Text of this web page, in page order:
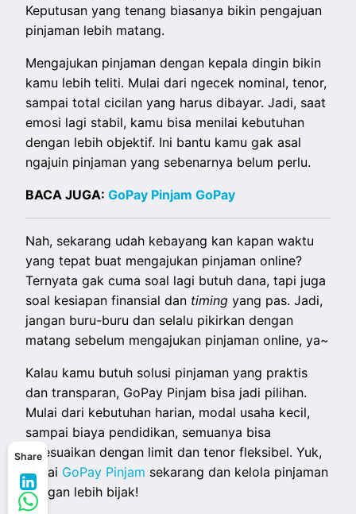
Share
Keputusan yang tenang biasanya bikin pengajuan
pinjaman lebih matang.
Mengajukan pinjaman dengan kepala dingin bikin
kamu lebih teliti. Mulai dari ngecek nominal, tenor,
sampai total cicilan yang harus dibayar. Jadi, saat
emosi lagi stabil, kamu bisa menilai kebutuhan
dengan lebih objektif. Ini bantu kamu gak asal
ngajuin pinjaman yang sebenarnya belum perlu.
BACA JUGA:GoPay Pinjam GoPay
Nah, sekarang udah kebayang kan kapan waktu
yang tepat buat mengajukan pinjaman online?
Ternyata gak cuma soal lagi butuh dana, tapi juga
soal kesiapan finansial dan timingyang pas. Jadi,
jangan buru-buru dan selalu pikirkan dengan
matang sebelum mengajukan pinjaman online, ya~
Kalau kamu butuh solusi pinjaman yang praktis
dan transparan, GoPay Pinjam bisa jadi pilihan.
Mulai dari kebutuhan harian, modal usaha kecil,
sampai biaya pendidikan, semuanya bisa
disesuaikan dengan limit dan tenor fleksibel. Yuk,
pakai GoPay Pinjam sekarang dan kelola pinjaman
dengan lebih bijak!